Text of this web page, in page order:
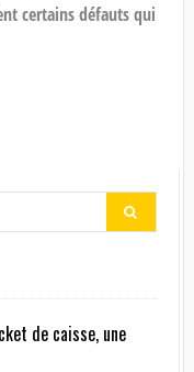
certains défauts qui
de caisse, une